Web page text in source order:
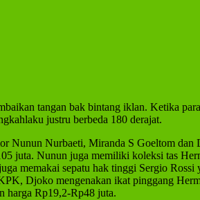
tangan bak bintang iklan. Ketika
justru berbeda 180 derajat.
Nunun Nurbaeti, Miranda S Goeltom
juta. Nunun juga memiliki koleksi tas
memakai sepatu hak tinggi Sergio Rossi
Djoko mengenakan ikat pinggang
harga Rp19,2-Rp48 juta.